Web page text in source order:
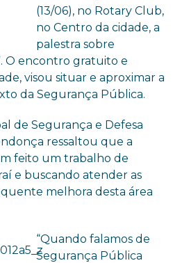
(13/06), no Rotary Club,
no Centro da cidade, a
palestra sobre
O encontro gratuito e
visou situar e aproximar a
da Segurança Pública.
de Segurança e Defesa
ressaltou que a
feito um trabalho de
e buscando atender as
melhora desta área
“Quando falamos de
Segurança Pública